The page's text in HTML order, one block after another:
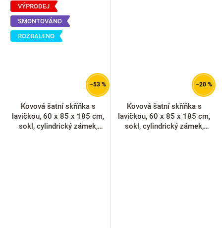
VÝPRODEJ
ROZBALENO
SMONTOVÁNO
–53 %
Kovová šatní skříňka s
lavičkou, 60 x 85 x 185 cm,
sokl, cylindrický zámek,
–20 %
Kovová šatní skříňka s
lavičkou, 60 x 85 x 185 cm,
sokl, cylindrický zámek,